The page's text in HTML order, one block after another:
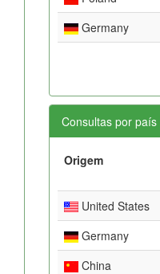
Germany
Consultas por país
Origem
United States
Germany
China